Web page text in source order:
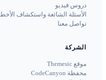
دروس فيديو
الأسئلة الشائعة واستكشاف الأخطاء
تواصل معنا
الشركة
موقع Themesic
محفظة CodeCanyon